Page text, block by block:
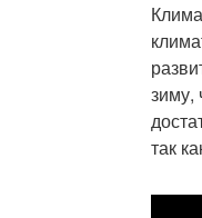
зиму,
так